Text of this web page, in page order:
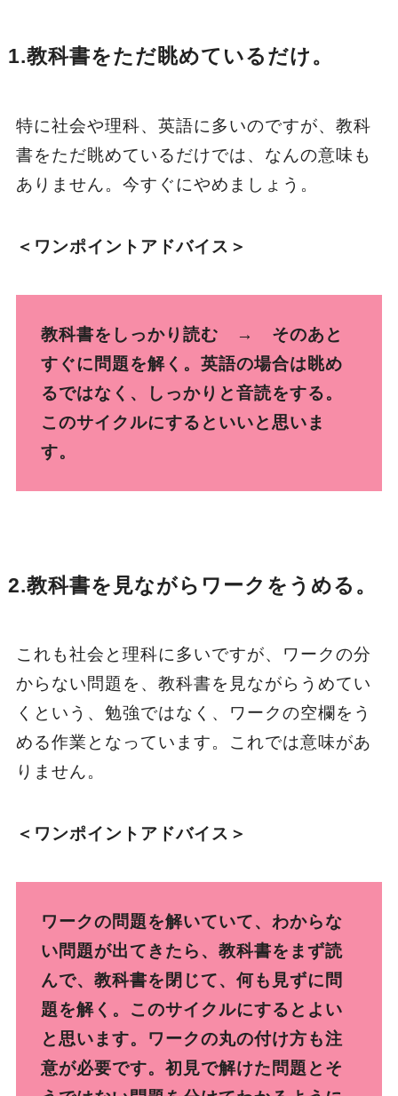
1.教科書をただ眺めているだけ。
特に社会や理科、英語に多いのですが、教科
書をただ眺めているだけでは、なんの意味も
ありません。今すぐにやめましょう。
＜ワンポイントアドバイス＞
教科書をしっかり読む → そのあと
すぐに問題を解く。英語の場合は眺め
るではなく、しっかりと音読をする。
このサイクルにするといいと思いま
す。
2.教科書を見ながらワークをうめる 。
これも社会と理科に多いですが、ワークの分
からない問題を、教科書を見ながらうめてい
くという、勉強ではなく、ワークの空欄をう
める作業となっています。これでは意味があ
りません。
＜ワンポイントアドバイス＞
ワークの問題を解いていて、わからな
い問題が出てきたら、教科書をまず読
んで、教科書を閉じて、何も見ずに問
題を解く。このサイクルにするとよい
と思います。ワークの丸の付け方も注
意が必要です。初見で解けた問題とそ